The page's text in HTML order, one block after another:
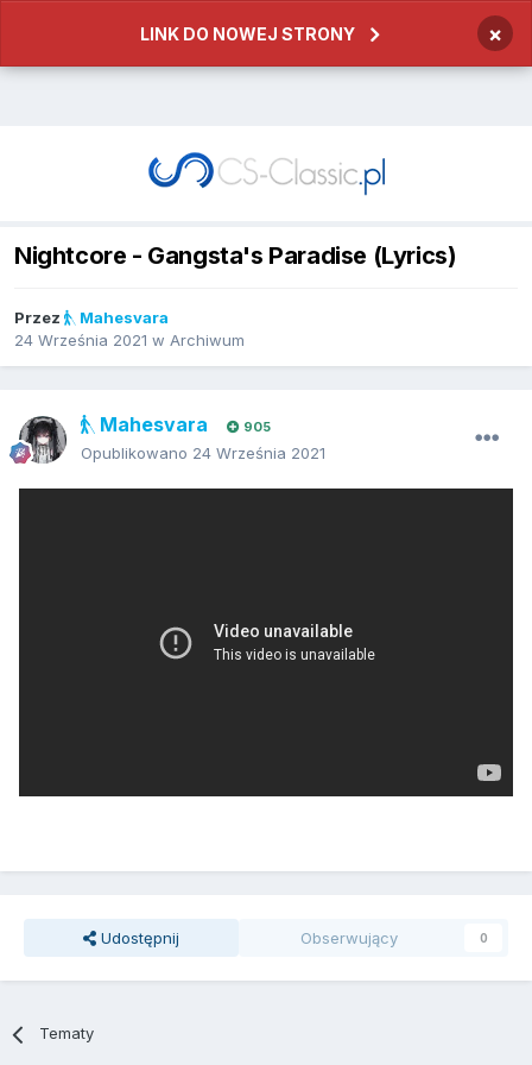
LINK DO NOWEJ STRONY ×
Nightcore - Gangsta's Paradise (Lyrics)
Przez
Mahesvara
24 Września 2021 w Archiwum
Mahesvara 905
Opublikowano 24 Września 2021
Udostępnij Obserwujący 0
Tematy